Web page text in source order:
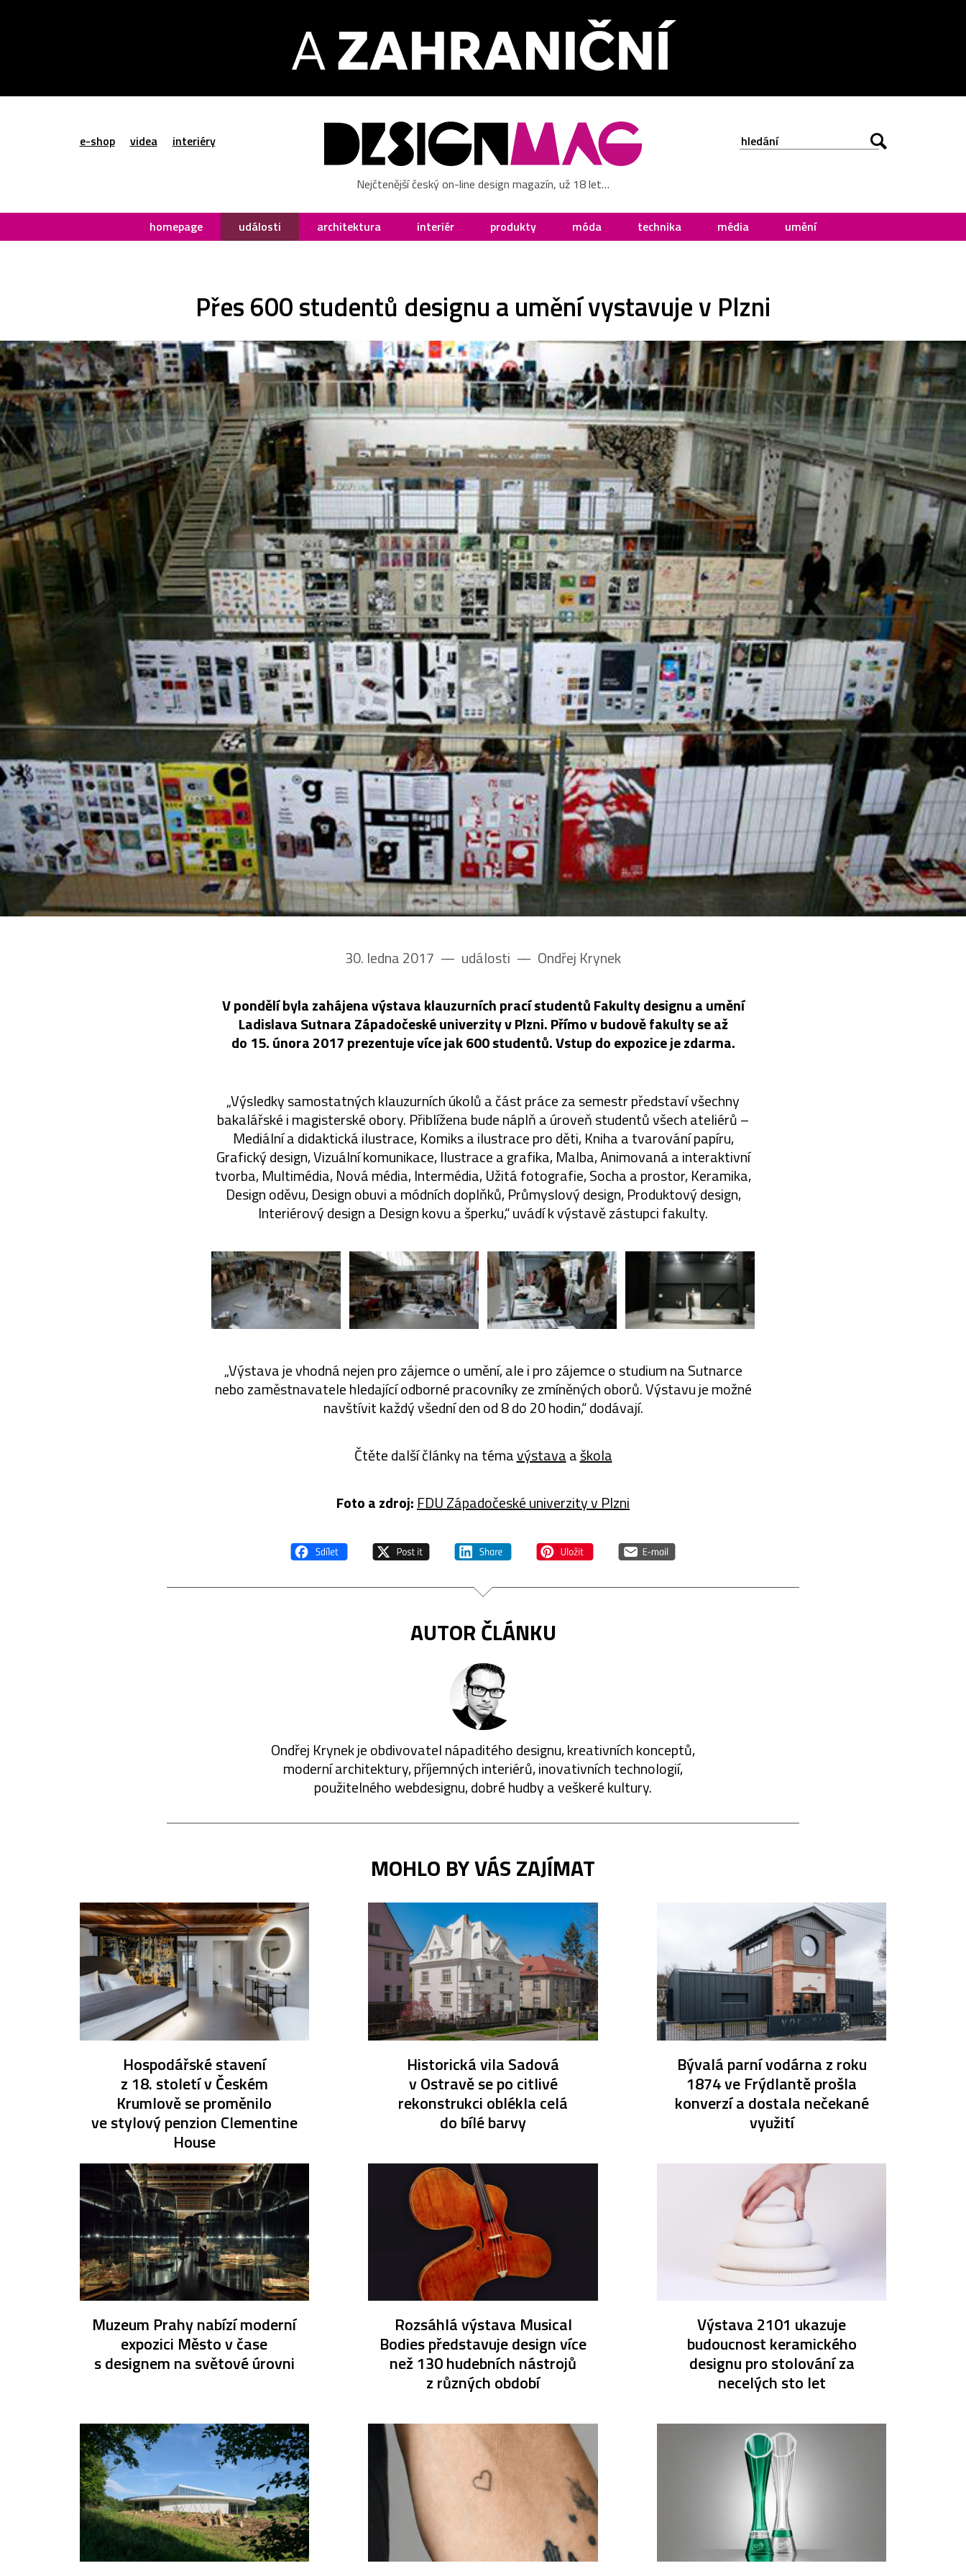
e-shop videa interiéry
Nejčtenější český on-line design magazín, už 18 let…
homepage události architektura interiér produkty móda technika média umění
Přes 600 studentů designu a umění vystavuje v Plzni
30. ledna 2017 –– události –– Ondřej Krynek
V pondělí byla zahájena výstava klauzurních prací studentů Fakulty designu a umění
Ladislava Sutnara Západočeské univerzity v Plzni. Přímo v budově fakulty se až
do 15. února 2017 prezentuje více jak 600 studentů. Vstup do expozice je zdarma.
„Výsledky samostatných klauzurních úkolů a část práce za semestr představí všechny
bakalářské i magisterské obory. Přiblížena bude náplň a úroveň studentů všech ateliérů –
Mediální a didaktická ilustrace, Komiks a ilustrace pro děti, Kniha a tvarování papíru,
Grafický design, Vizuální komunikace, Ilustrace a grafika, Malba, Animovaná a interaktivní
tvorba, Multimédia, Nová média, Intermédia, Užitá fotografie, Socha a prostor, Keramika,
Design oděvu, Design obuvi a módních doplňků, Průmyslový design, Produktový design,
Interiérový design a Design kovu a šperku,“ uvádí k výstavě zástupci fakulty.
„Výstava je vhodná nejen pro zájemce o umění, ale i pro zájemce o studium na Sutnarce
nebo zaměstnavatele hledající odborné pracovníky ze zmíněných oborů. Výstavu je možné
navštívit každý všední den od 8 do 20 hodin,“ dodávají.
Čtěte další články na témavýstavaaškola
Foto a zdroj: FDU Západočeské univerzity v Plzni
AUTOR ČLÁNKU
Ondřej Krynek je obdivovatel nápaditého designu, kreativních konceptů,
moderní architektury, příjemných interiérů, inovativních technologií,
použitelného webdesignu, dobré hudby a veškeré kultury.
MOHLO BY VÁS ZAJÍMAT
Hospodářské stavení
z 18. století v Českém
Krumlově se proměnilo
ve stylový penzion Clementine
House
Historická vila Sadová
v Ostravě se po citlivé
rekonstrukci oblékla celá
do bílé barvy
Bývalá parní vodárna z roku
1874 ve Frýdlantě prošla
konverzí a dostala nečekané
využití
Muzeum Prahy nabízí moderní
expozici Město v čase
s designem na světové úrovni
Rozsáhlá výstava Musical
Bodies představuje design více
než 130 hudebních nástrojů
z různých období
Výstava 2101 ukazuje
budoucnost keramického
designu pro stolování za
necelých sto let